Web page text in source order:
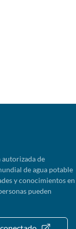
autorizada de
de agua potable
y conocimientos en
pueden